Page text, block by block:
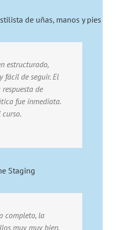
de uñas, manos y pies
estructurado,
fácil de seguir. El
de
fue inmediata.
Staging
completo, la
muy muy bien.